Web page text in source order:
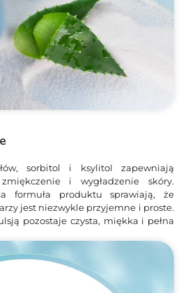
sorbitol i ksylitol zapewniają
i wygładzenie skóry.
formuła produktu sprawiają, że
jest niezwykle przyjemne i proste.
pozostaje czysta, miękka i pełna